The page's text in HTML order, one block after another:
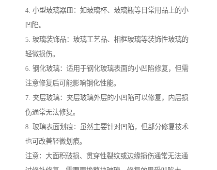
4. 小型玻璃器皿：如玻璃杯、玻璃瓶等日常用品上的小
凹陷。
5. 玻璃装饰品：玻璃工艺品、相框玻璃等装饰性玻璃的
轻微损伤。
6. 钢化玻璃：适用于钢化玻璃表面的小凹陷修复，但需
注意修复后可能影响钢化性能。
7. 夹层玻璃：夹层玻璃外层的小凹陷可以修复，内层损
伤通常无法修复。
8. 玻璃表面划痕：虽然主要针对凹陷，但部分修复技术
也可改善轻微划痕。
注意：大面积破损、贯穿性裂纹或边缘损伤通常无法通